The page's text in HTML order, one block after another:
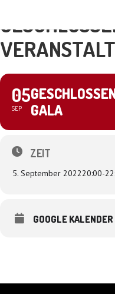
05
SEP
GALA
ZEIT
5. September 202220:00-
GOOGLE KALENDER